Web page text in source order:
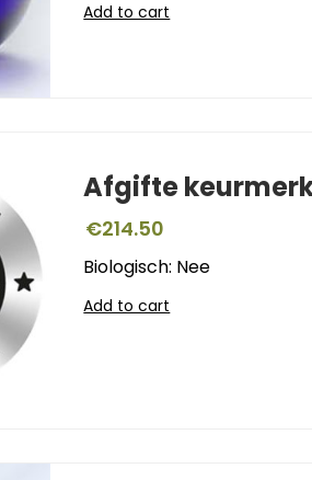
Add to cart
Afgifte
€214.50
Biologisch: Nee
Add to cart